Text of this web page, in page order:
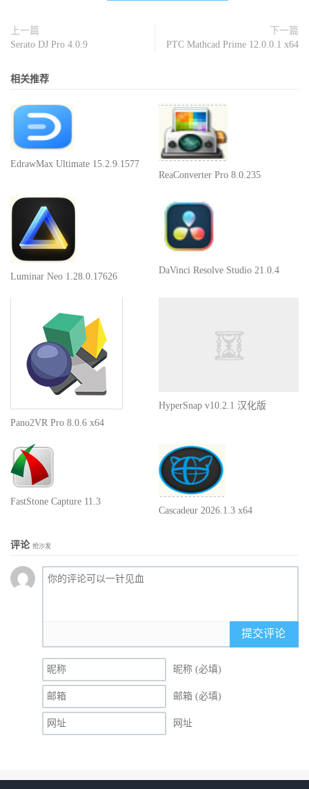
上一篇
Serato DJ Pro 4.0.9
下一篇
PTC Mathcad Prime 12.0.0.1 x64
相关推荐
EdrawMax Ultimate 15.2.9.1577
ReaConverter Pro 8.0.235
Luminar Neo 1.28.0.17626
DaVinci Resolve Studio 21.0.4
Pano2VR Pro 8.0.6 x64
FastStone Capture 11.3
Cascadeur 2026.1.3 x64
评论 抢沙发
提交评论
昵称 (必填)
邮箱 (必填)
网址